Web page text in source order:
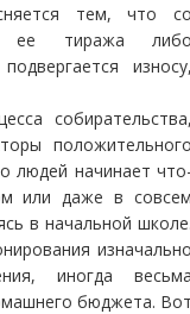
тем, что
ее тиража
людей начинает
или даже в
в начальной
иногда
бюджета.